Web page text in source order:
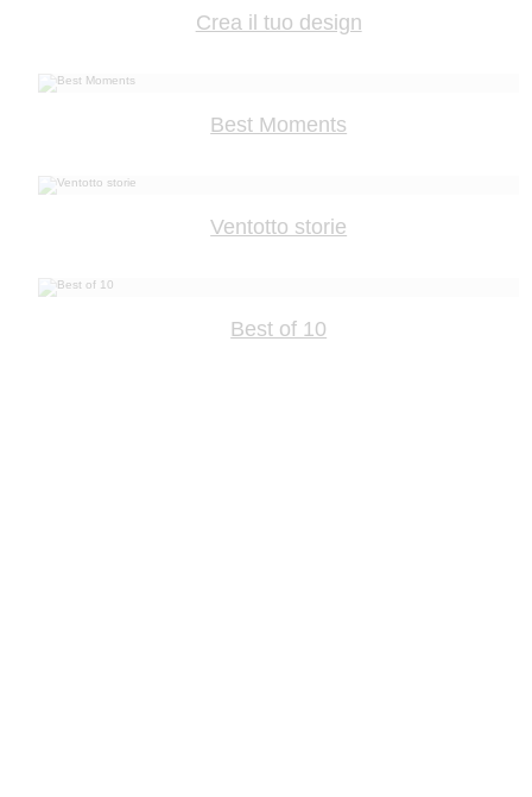
Crea il tuo design
Best Moments
Ventotto storie
Best of 10